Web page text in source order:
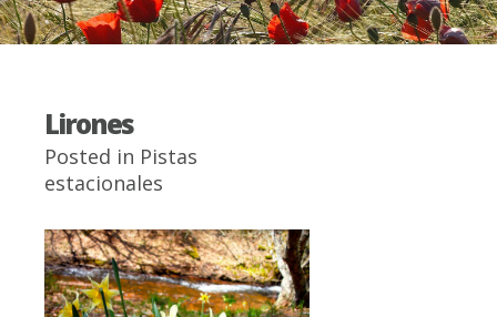
Lirones
Posted in Pistas
estacionales